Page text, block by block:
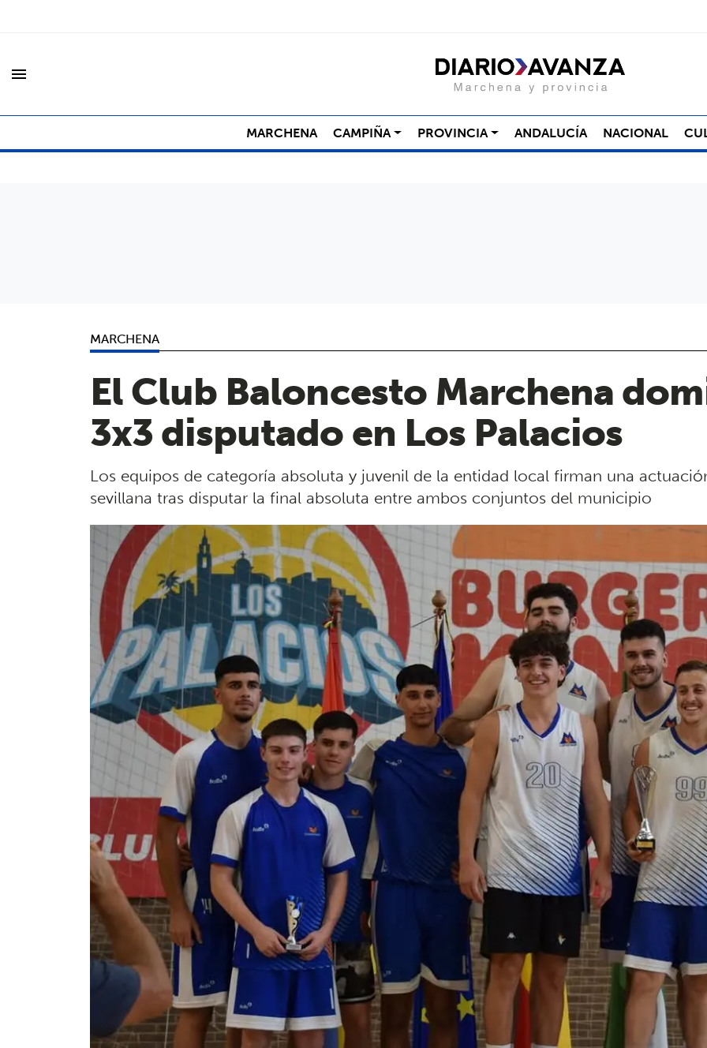
menu
MARCHENA CAMPIÑA PROVINCIA ANDALUCÍA NACIONAL
MARCHENA
El Club Baloncesto Marchena
3x3 disputado en Los Palacios
Los equipos de categoría absoluta y juvenil de la entidad local firman una
sevillana tras disputar la final absoluta entre ambos conjuntos del municipio